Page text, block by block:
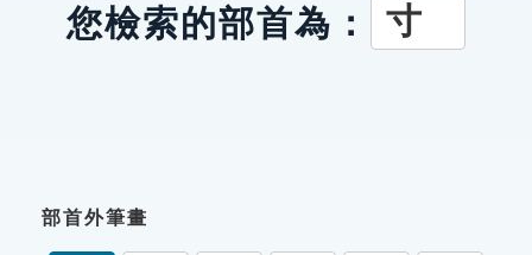
成語故事
您檢索的部首為： 寸
部首外筆畫